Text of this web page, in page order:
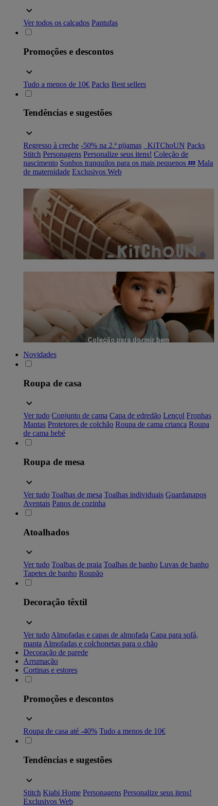
Ver todos os calçados Pantufas
Promoções e descontos
Tudo a menos de 10€ Packs Best sellers
Tendências e sugestões
Regresso à creche -50% na 2.ª pijamas _KiTChoUN Packs
Stitch Personagens Personalize seus itens! Coleção de
nascimento Sonhos tranquilos para os mais pequenos 💤 Mala
de maternidade Exclusivos Web
Coleção para dormir bem
Novidades
Roupa de casa
Ver tudo Conjunto de cama Capa de edredão Lençol Fronhas
Mantas Protetores de colchão Roupa de cama criança Roupa
de cama bebé
Roupa de mesa
Ver tudo Toalhas de mesa Toalhas individuais Guardanapos
Aventais Panos de cozinha
Atoalhados
Ver tudo Toalhas de praia Toalhas de banho Luvas de banho
Tapetes de banho Roupão
Decoração têxtil
Ver tudo Almofadas e capas de almofada Capa para sofá,
manta Almofadas e colchonetas para o chão
Decoração de parede
Arrumação
Cortinas e estores
Promoções e descontos
Roupa de casa até -40% Tudo a menos de 10€
Tendências e sugestões
Stitch Kiabi Home Personagens Personalize seus itens!
Exclusivos Web